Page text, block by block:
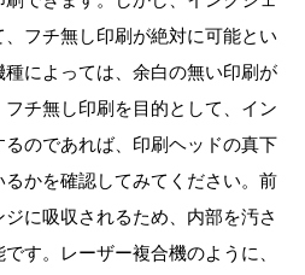
フチ無し印刷が絶対に可能とい
によっては、余白の無い印刷が
チ無し印刷を目的として、イン
のであれば、印刷ヘッドの真下
かを確認してみてください。前
に吸収されるため、内部を汚さ
す。レーザー複合機のように、